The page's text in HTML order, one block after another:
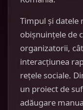
Timpul și datele
obișnuințele de
organizatorii,
interacțiunea
rețele sociale.
un proiect de
adăugare